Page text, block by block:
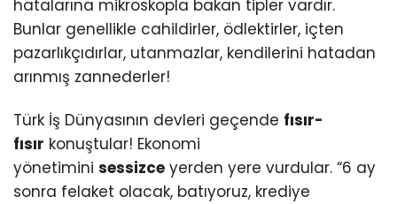
hatalarına mikroskopla bakan tipler vardır.
Bunlar genellikle cahildirler, ödlektirler, içten
pazarlıkçıdırlar, utanmazlar, kendilerini hatadan
arınmış zannederler!
Türk İş Dünyasının devleri geçende fısır-
fısır konuştular! Ekonomi
yönetimini sessizce yerden yere vurdular. “6 ay
sonra felaket olacak, batıyoruz, krediye